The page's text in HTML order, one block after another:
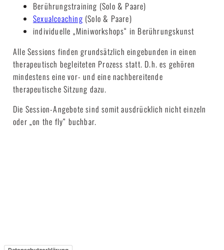
Berührungstraining (Solo & Paare)
Sexualcoaching (Solo & Paare)
individuelle „Miniworkshops“ in Berührungskunst
Alle Sessions finden grundsätzlich eingebunden in einen
therapeutisch begleiteten Prozess statt. D.h. es gehören
mindestens eine vor- und eine nachbereitende
therapeutische Sitzung dazu.
Die Session-Angebote sind somit ausdrücklich nicht einzeln
oder „on the fly“ buchbar.